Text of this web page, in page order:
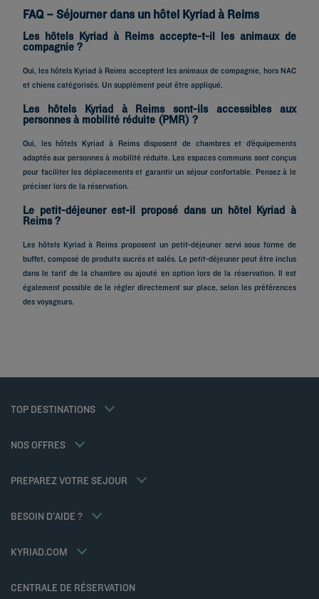
FAQ – Séjourner dans un hôtel Kyriad à Reims
Les hôtels Kyriad à Reims accepte-t-il les animaux de
compagnie ?
Oui, les hôtels Kyriad à Reims acceptent les animaux de compagnie, hors NAC
et chiens catégorisés. Un supplément peut être appliqué.
Les hôtels Kyriad à Reims sont-ils accessibles aux
personnes à mobilité réduite (PMR) ?
Oui, les hôtels Kyriad à Reims disposent de chambres et d’équipements
adaptés aux personnes à mobilité réduite. Les espaces communs sont conçus
pour faciliter les déplacements et garantir un séjour confortable. Pensez à le
préciser lors de la réservation.
Le petit-déjeuner est-il proposé dans un hôtel Kyriad à
Reims ?
Les hôtels Kyriad à Reims proposent un petit-déjeuner servi sous forme de
buffet, composé de produits sucrés et salés. Le petit-déjeuner peut être inclus
dans le tarif de la chambre ou ajouté en option lors de la réservation. Il est
également possible de le régler directement sur place, selon les préférences
des voyageurs.
TOP DESTINATIONS
Hôtels à Paris
Hôtels à Marseille
Hôtels à Strasbourg
Hôtels à Bordeaux
NOS OFFRES
Tarif membre
PREPAREZ VOTRE SEJOUR
Réunions et événements
BESOIN D'AIDE ?
KYRIAD.COM
Politique des données personnelles
Conditions générales d'utilisation Flavours Instant Benefit
Politiques de taxes
Louvre Hotels Group
Déclaration d'accessibilité
CENTRALE DE RÉSERVATION